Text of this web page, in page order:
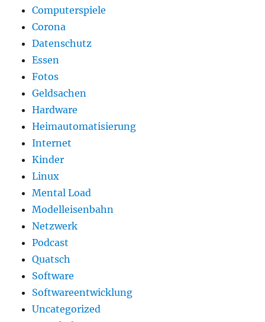
Computerspiele
Corona
Datenschutz
Essen
Fotos
Geldsachen
Hardware
Heimautomatisierung
Internet
Kinder
Linux
Mental Load
Modelleisenbahn
Netzwerk
Podcast
Quatsch
Software
Softwareentwicklung
Uncategorized